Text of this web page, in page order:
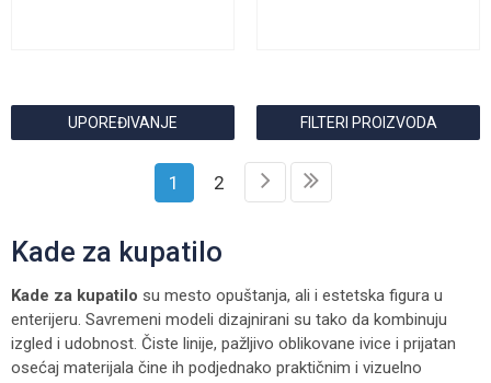
UPOREĐIVANJE FILTERI PROIZVODA
1 2
Kade za kupatilo
Kade za kupatilo su mesto opuštanja, ali i estetska figura u
enterijeru. Savremeni modeli dizajnirani su tako da kombinuju
izgled i udobnost. Čiste linije, pažljivo oblikovane ivice i prijatan
osećaj materijala čine ih podjednako praktičnim i vizuelno